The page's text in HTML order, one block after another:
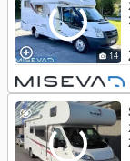
14